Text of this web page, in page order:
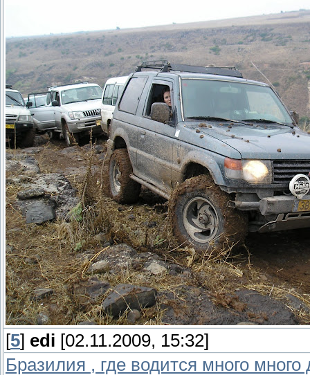
[5] edi [02.11.2009, 15:32]
Бразилия , где водится много много